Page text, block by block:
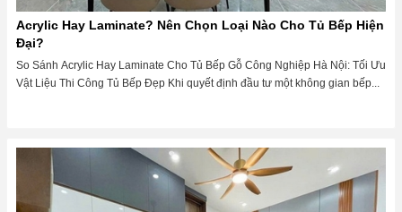
Acrylic Hay Laminate? Nên Chọn Loại Nào Cho Tủ Bếp Hiện
Đại?
So Sánh Acrylic Hay Laminate Cho Tủ Bếp Gỗ Công Nghiệp Hà Nội: Tối Ưu
Vật Liệu Thi Công Tủ Bếp Đẹp Khi quyết định đầu tư một không gian bếp...